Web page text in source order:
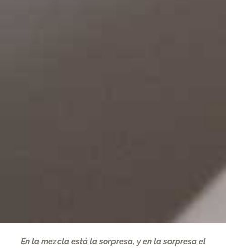
En la mezcla está la sorpresa, y en la sorpresa el